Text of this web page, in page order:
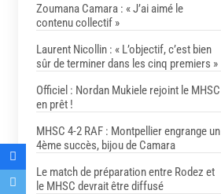
Zoumana Camara : « J’ai aimé le
contenu collectif »
Laurent Nicollin : « L’objectif, c’est bien
sûr de terminer dans les cinq premiers »
Officiel : Nordan Mukiele rejoint le MHSC
en prêt !
MHSC 4-2 RAF : Montpellier engrange un
4ème succès, bijou de Camara
Le match de préparation entre Rodez et
le MHSC devrait être diffusé